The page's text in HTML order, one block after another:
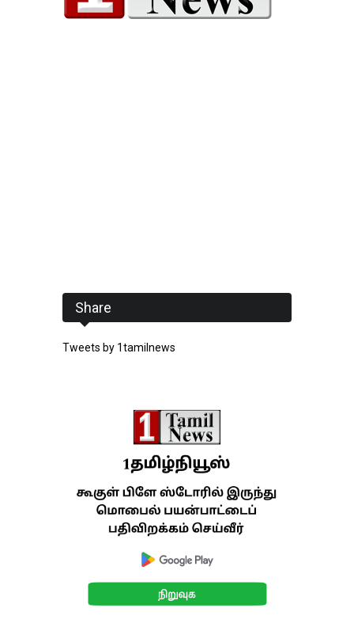
Share
Tweets by 1tamilnews